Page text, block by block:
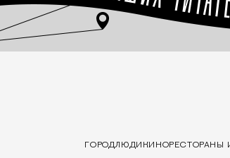
ГОРОДЛЮДИ КИНОРЕСТОРАНЫ